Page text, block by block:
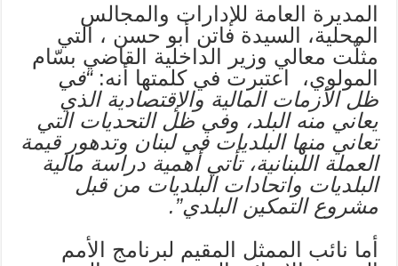
المديرة العامة للإدارات والمجالس
المحلية، السيدة فاتن أبو حسن ، التي
مثلّت معالي وزير الداخلية القاضي بسّام
المولوي، اعتبرت في كلمتها أنه:“في
ظل الأزمات المالية والإقتصادية الذي
يعاني منه البلد، وفي ظل التحديات التي
تعاني منها البلديات في لبنان وتدهور قيمة
العملة اللبنانية، تأتي أهمية دراسة مالية
البلديات واتحادات البلديات من قبل
مشروع التمكين البلدي”.
أما نائب الممثل المقيم لبرنامج الأمم